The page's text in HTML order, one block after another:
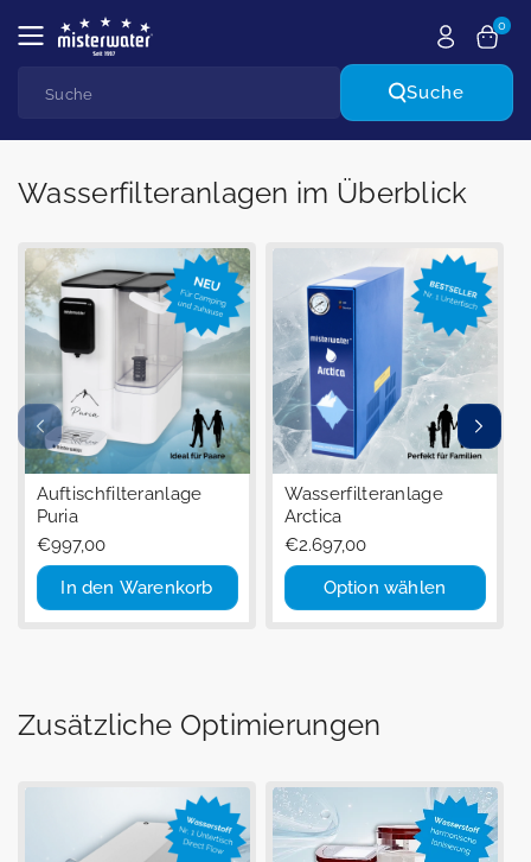
Zum Inhalt
springen
Suche Suche
0
Wasserfilteranlagen im Überblick
Auftischfilteranlage
Puria
Regulärer
Preis
€997,00
In den Warenkorb
Wasserfilteranlage
Arctica
Regulärer
Preis
€2.697,00
Option wählen
Zusätzliche Optimierungen